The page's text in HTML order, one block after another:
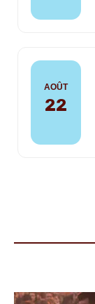
AOÛT
22